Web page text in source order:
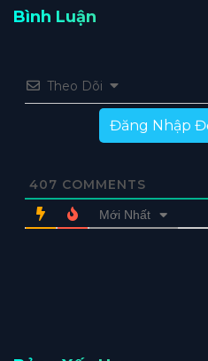
Bình Luận
Theo Dõi
Đăng Nhập
407 COMMENTS
Mới Nhất